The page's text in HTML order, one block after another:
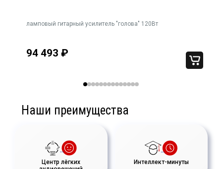
скорости вращения
ламповый гитарный усилитель "голова" 120Вт
94 493 ₽
Наши преимущества
Центр лёгких
Интеллект-минуты